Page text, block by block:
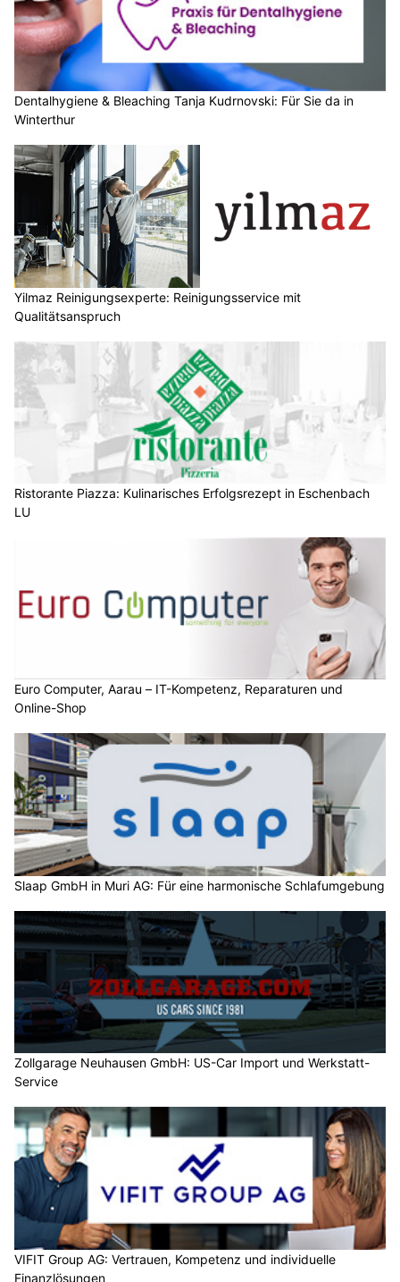
Dentalhygiene & Bleaching Tanja Kudrnovski: Für Sie da in
Winterthur
Yilmaz Reinigungsexperte: Reinigungsservice mit
Qualitätsanspruch
Ristorante Piazza: Kulinarisches Erfolgsrezept in Eschenbach
LU
Euro Computer, Aarau – IT-Kompetenz, Reparaturen und
Online-Shop
Slaap GmbH in Muri AG: Für eine harmonische Schlafumgebung
Zollgarage Neuhausen GmbH: US-Car Import und Werkstatt-
Service
VIFIT Group AG: Vertrauen, Kompetenz und individuelle
Finanzlösungen